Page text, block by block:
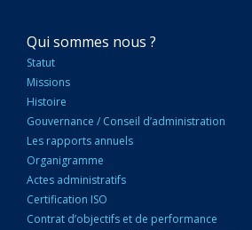
NAVIGATION
PRINCIPALE
Qui sommes nous ?
Statut
Missions
Histoire
Gouvernance / Conseil d’administration
Les rapports annuels
Organigramme
Actes administratifs
Certification ISO
Contrat d’objectifs et de performance